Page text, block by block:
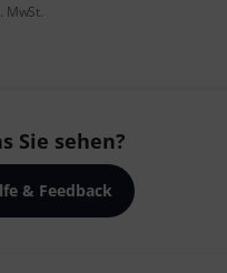
MwSt.
Sie sehen?
& Feedback